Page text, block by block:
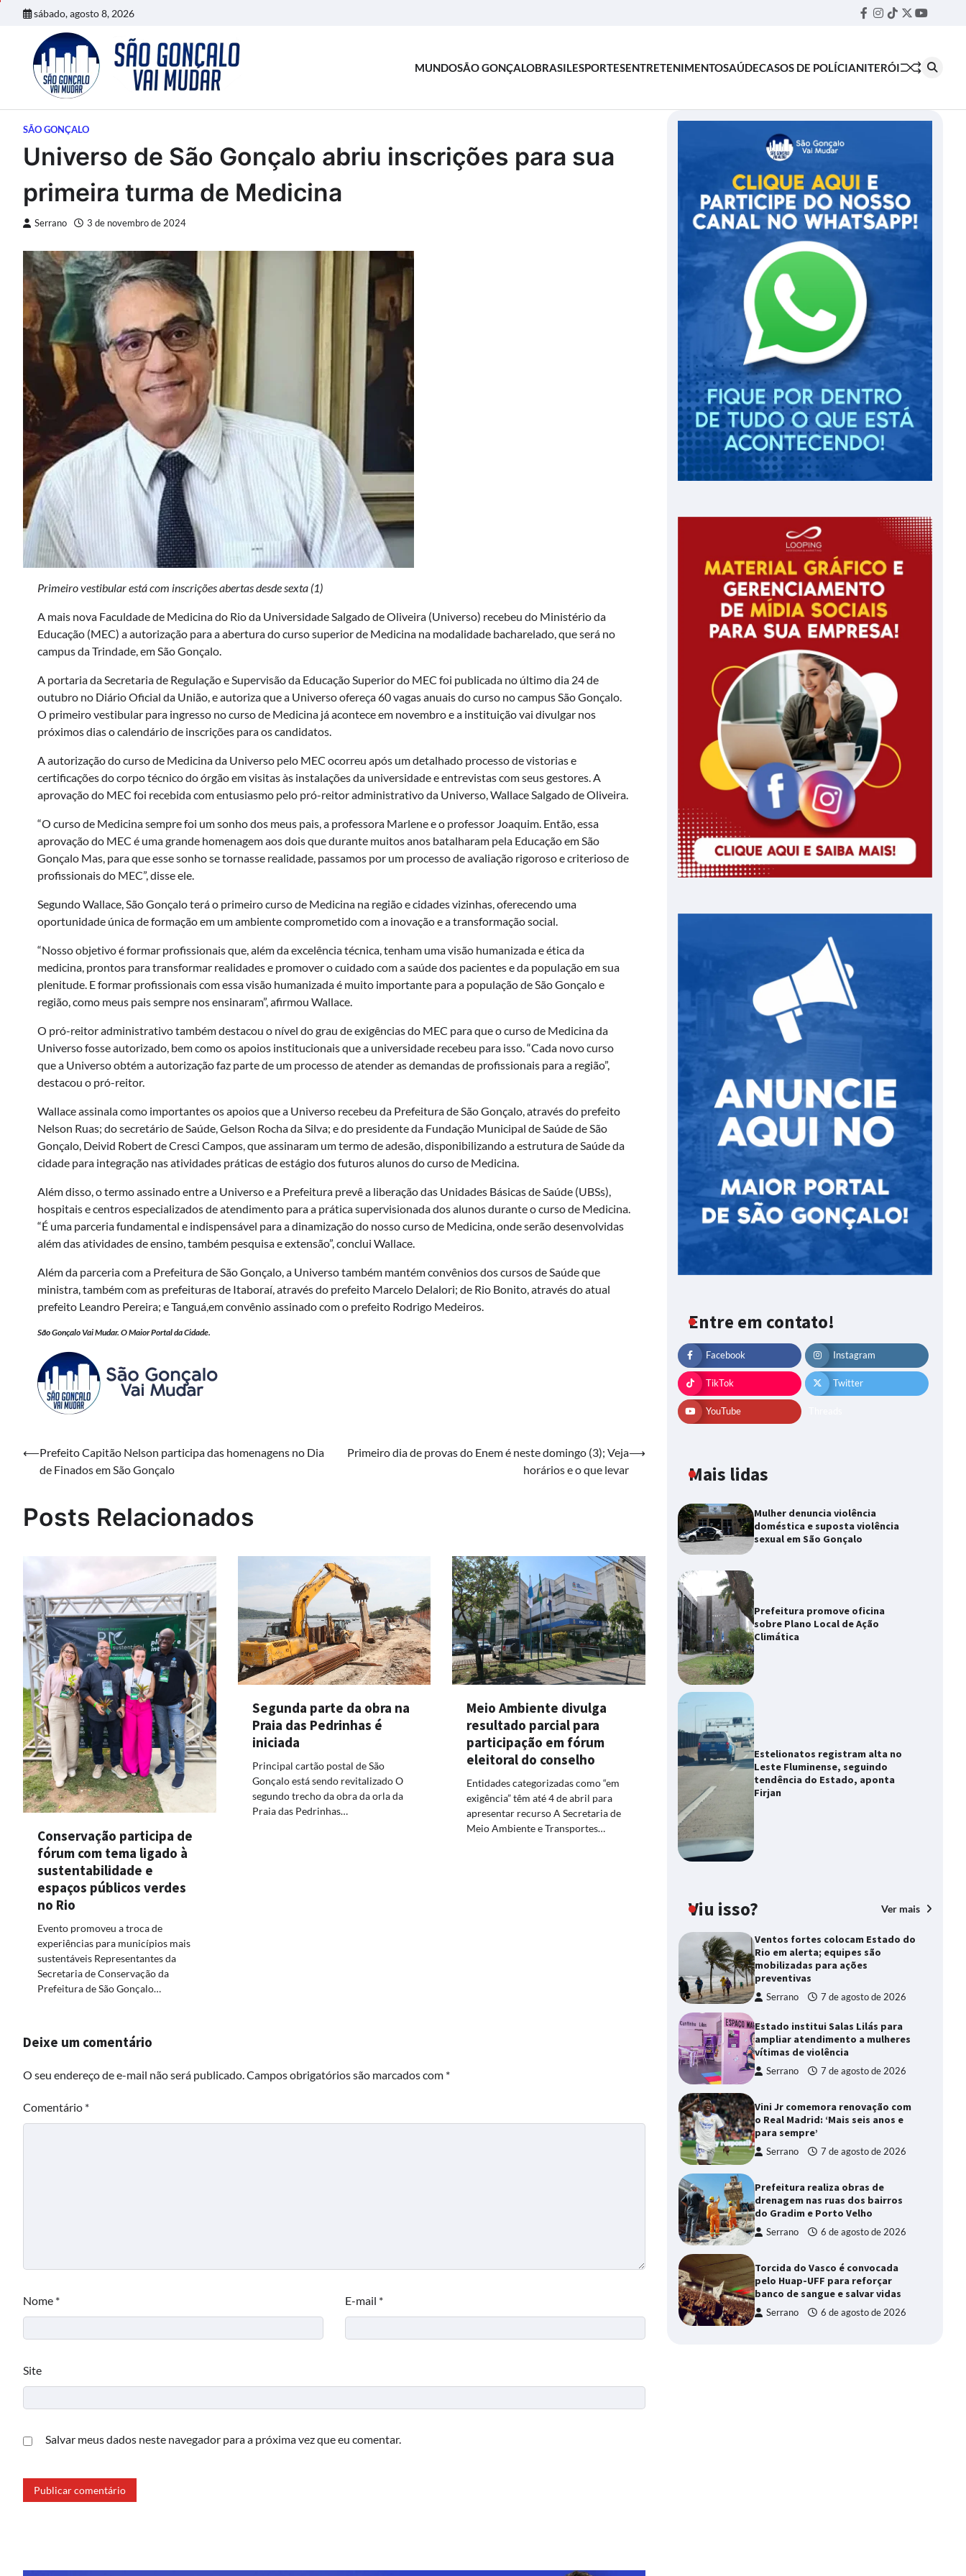
sábado, agosto 8, 2026 Facebook
Instagram
TikTok
TwitterYouTube
MUNDOSÃO GONÇALOBRASILESPORTESENTRETENIMENTOSAÚDECASOS DE POLÍCIANITERÓI
SÃO GONÇALO
Universo de São Gonçalo abriu inscrições para sua
primeira turma de Medicina
Serrano 3 de novembro de 2024
Primeiro vestibular está com inscrições abertas desde sexta (1)
A mais nova Faculdade de Medicina do Rio da Universidade Salgado de Oliveira (Universo) recebeu do Ministério da
Educação (MEC) a autorização para a abertura do curso superior de Medicina na modalidade bacharelado, que será no
campus da Trindade, em São Gonçalo.
A portaria da Secretaria de Regulação e Supervisão da Educação Superior do MEC foi publicada no último dia 24 de
outubro no Diário Oficial da União, e autoriza que a Universo ofereça 60 vagas anuais do curso no campus São Gonçalo.
O primeiro vestibular para ingresso no curso de Medicina já acontece em novembro e a instituição vai divulgar nos
próximos dias o calendário de inscrições para os candidatos.
A autorização do curso de Medicina da Universo pelo MEC ocorreu após um detalhado processo de vistorias e
certificações do corpo técnico do órgão em visitas às instalações da universidade e entrevistas com seus gestores. A
aprovação do MEC foi recebida com entusiasmo pelo pró-reitor administrativo da Universo, Wallace Salgado de Oliveira.
“O curso de Medicina sempre foi um sonho dos meus pais, a professora Marlene e o professor Joaquim. Então, essa
aprovação do MEC é uma grande homenagem aos dois que durante muitos anos batalharam pela Educação em São
Gonçalo Mas, para que esse sonho se tornasse realidade, passamos por um processo de avaliação rigoroso e criterioso de
profissionais do MEC”, disse ele.
Segundo Wallace, São Gonçalo terá o primeiro curso de Medicina na região e cidades vizinhas, oferecendo uma
oportunidade única de formação em um ambiente comprometido com a inovação e a transformação social.
“Nosso objetivo é formar profissionais que, além da excelência técnica, tenham uma visão humanizada e ética da
medicina, prontos para transformar realidades e promover o cuidado com a saúde dos pacientes e da população em sua
plenitude. E formar profissionais com essa visão humanizada é muito importante para a população de São Gonçalo e
região, como meus pais sempre nos ensinaram”, afirmou Wallace.
O pró-reitor administrativo também destacou o nível do grau de exigências do MEC para que o curso de Medicina da
Universo fosse autorizado, bem como os apoios institucionais que a universidade recebeu para isso. “Cada novo curso
que a Universo obtém a autorização faz parte de um processo de atender as demandas de profissionais para a região”,
destacou o pró-reitor.
Wallace assinala como importantes os apoios que a Universo recebeu da Prefeitura de São Gonçalo, através do prefeito
Nelson Ruas; do secretário de Saúde, Gelson Rocha da Silva; e do presidente da Fundação Municipal de Saúde de São
Gonçalo, Deivid Robert de Cresci Campos, que assinaram um termo de adesão, disponibilizando a estrutura de Saúde da
cidade para integração nas atividades práticas de estágio dos futuros alunos do curso de Medicina.
Além disso, o termo assinado entre a Universo e a Prefeitura prevê a liberação das Unidades Básicas de Saúde (UBSs),
hospitais e centros especializados de atendimento para a prática supervisionada dos alunos durante o curso de Medicina.
“É uma parceria fundamental e indispensável para a dinamização do nosso curso de Medicina, onde serão desenvolvidas
além das atividades de ensino, também pesquisa e extensão”, conclui Wallace.
Além da parceria com a Prefeitura de São Gonçalo, a Universo também mantém convênios dos cursos de Saúde que
ministra, também com as prefeituras de Itaboraí, através do prefeito Marcelo Delalori; de Rio Bonito, através do atual
prefeito Leandro Pereira; e Tanguá,em convênio assinado com o prefeito Rodrigo Medeiros.
São Gonçalo Vai Mudar. O Maior Portal da Cidade.
Navegação
⟵Prefeito Capitão Nelson participa das homenagens no Dia
de Finados em São Gonçalo
Primeiro dia de provas do Enem é neste domingo (3); Veja
horários e o que levar
⟶
Posts Relacionados
Conservação participa de
fórum com tema ligado à
sustentabilidade e
espaços públicos verdes
no Rio
Evento promoveu a troca de
experiências para municípios mais
sustentáveis Representantes da
Secretaria de Conservação da
Prefeitura de São Gonçalo…
Segunda parte da obra na
Praia das Pedrinhas é
iniciada
Principal cartão postal de São
Gonçalo está sendo revitalizado O
segundo trecho da obra da orla da
Praia das Pedrinhas…
Meio Ambiente divulga
resultado parcial para
participação em fórum
eleitoral do conselho
Entidades categorizadas como “em
exigência” têm até 4 de abril para
apresentar recurso A Secretaria de
Meio Ambiente e Transportes…
Deixe um comentário
O seu endereço de e-mail não será publicado.Campos obrigatórios são marcados com *
Comentário *
Nome * E-mail *
Site
Salvar meus dados neste navegador para a próxima vez que eu comentar.
Entre em contato!
Facebook Instagram
TikTok Twitter
YouTube
Mais lidas
Mulher denuncia violência
doméstica e suposta violência
sexual em São Gonçalo
Prefeitura promove oficina
sobre Plano Local de Ação
Climática
Estelionatos registram alta no
Leste Fluminense, seguindo
tendência do Estado, aponta
Firjan
Viu isso? Ver mais
Ventos fortes colocam Estado do
Rio em alerta; equipes são
mobilizadas para ações
preventivas
Serrano 7 de agosto de 2026
Estado institui Salas Lilás para
ampliar atendimento a mulheres
vítimas de violência
Serrano 7 de agosto de 2026
Vini Jr comemora renovação com
o Real Madrid: ‘Mais seis anos e
para sempre’
Serrano 7 de agosto de 2026
Prefeitura realiza obras de
drenagem nas ruas dos bairros
do Gradim e Porto Velho
Serrano 6 de agosto de 2026
Torcida do Vasco é convocada
pelo Huap-UFF para reforçar
banco de sangue e salvar vidas
Serrano 6 de agosto de 2026